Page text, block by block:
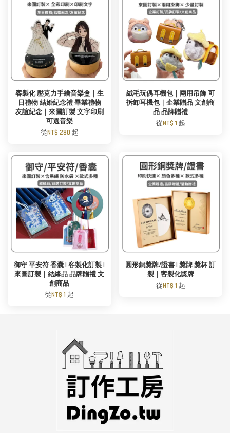
客製化 壓克力手繪音樂盒｜生
日禮物 結婚紀念禮 畢業禮物
友誼紀念｜來圖訂製 文字印刷
可選音樂
從NT$ 280 起
絨毛玩偶耳機包｜兩用吊飾 可
拆卸耳機包｜企業贈品 文創商
品 品牌贈禮
從NT$ 1 起
御守 平安符 香囊 | 客製化訂製 |
來圖訂製｜結緣品 品牌贈禮 文
創商品
從NT$ 1起
圓形銅獎牌/證書 | 獎牌 獎杯 訂
製｜客製化獎牌
從NT$ 1 起